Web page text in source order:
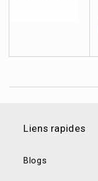
Liens rapides
Blogs